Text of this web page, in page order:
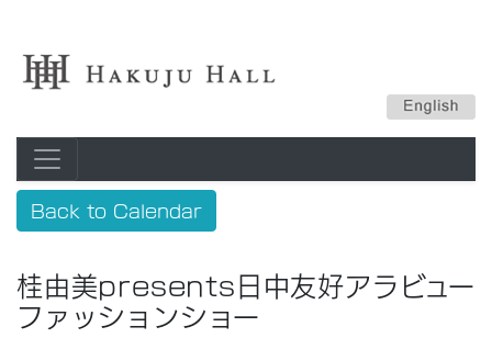
Back to Calendar
桂由美presents日中友好アラビュー
ファッションショー